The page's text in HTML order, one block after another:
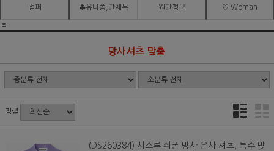
점퍼 ♣유니폼,단체복 원단정보 ♡ Woman
ㅌ
망사셔츠 맞춤
정렬
(DS260384) 시스루 쉬폰 망사 은사 셔츠, 특수 맞